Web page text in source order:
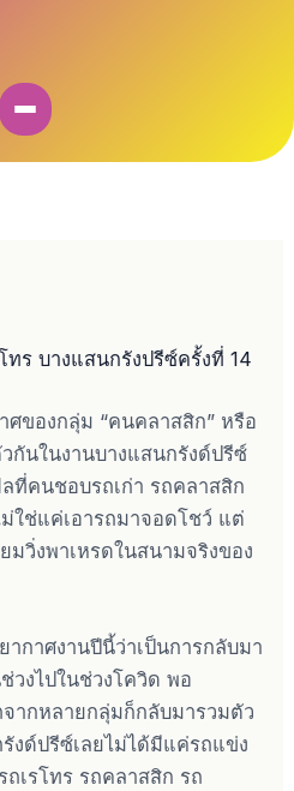
ร บางแสนกรังปรีซ์ครั้งที่ 14
ศของกลุ่ม “คนคลาสสิก” หรือ
กันในงานบางแสนกรังด์ปรีซ์
ที่คนชอบรถเก่า รถคลาสสิก
ใช่แค่เอารถมาจอดโชว์ แต่
มวิ่งพาเหรดในสนามจริงของ
กาศงานปีนี้ว่าเป็นการกลับมา
วงไปในช่วงโควิด พอ
ากหลายกลุ่มก็กลับมารวมตัว
งด์ปรีซ์เลยไม่ได้มีแค่รถแข่ง
เรโทร รถคลาสสิก รถ